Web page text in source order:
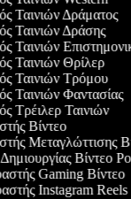
Ταινιών Δράματος
Ταινιών Δράσης
Ταινιών
Ταινιών Θρίλερ
Ταινιών Τρόμου
Ταινιών Φαντασίας
Τρέιλερ Ταινιών
Βίντεο
Μεταγλώττισης
Δημιουργίας Βίντεο
Gaming Βίντεο
Instagram Reels